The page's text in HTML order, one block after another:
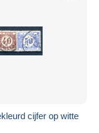
cijfer op witte